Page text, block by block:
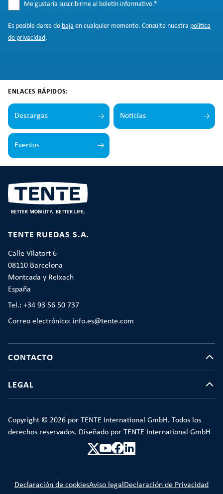
Me gustaría suscribirme al boletín informativo.*
Es posible darse de baja en cualquier momento. Consulte nuestra política
de privacidad.
ENLACES RÁPIDOS:
Descargas Noticias
Eventos
TENTE RUEDAS S.A.
Calle Vilatort 6
08110 Barcelona
Montcada y Reixach
España
Tel.: +34 93 56 50 737
Correo electrónico: info.es@tente.com
CONTACTO
LEGAL
Copyright © 2026 por TENTE International GmbH. Todos los
derechos reservados. Diseñado por TENTE International GmbH
Declaración de cookiesAviso legalDeclaración de Privacidad